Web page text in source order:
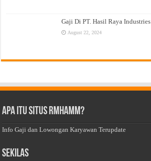
Gaji Di PT. Hasil Raya Industries
August 22, 2024
Apa Itu Situs Rmhamm?
Info Gaji dan Lowongan Karyawan Terupdate
Sekilas